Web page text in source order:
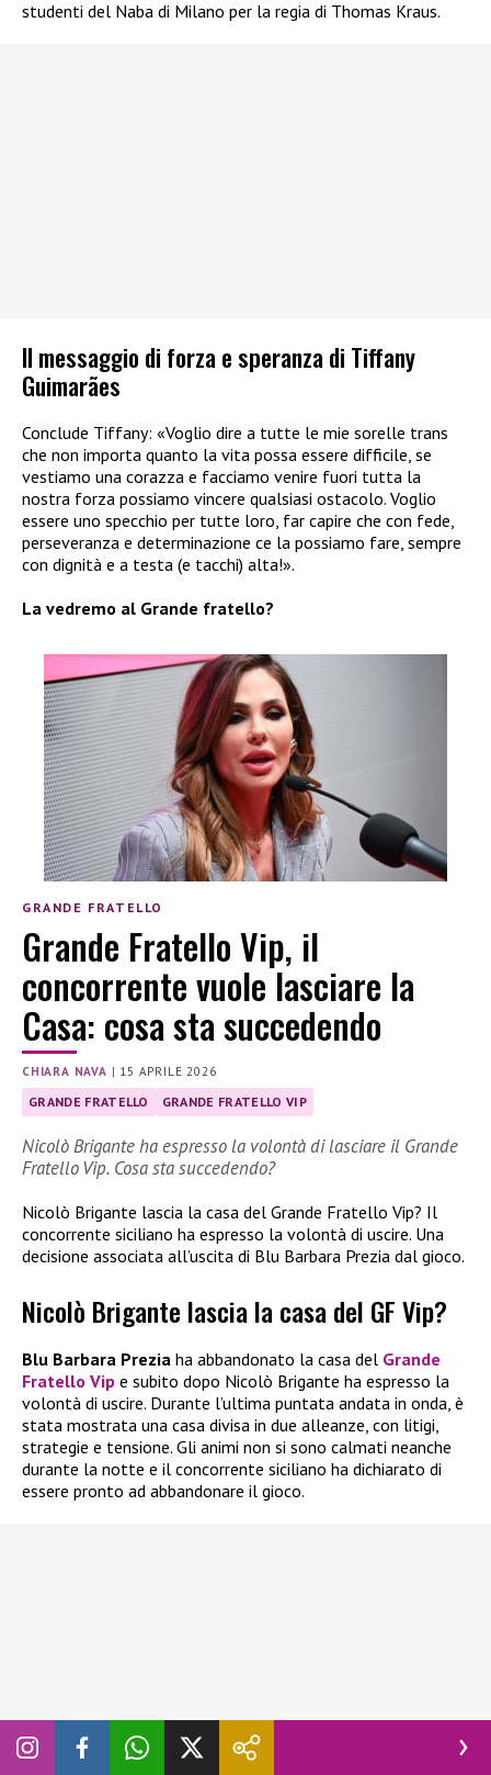
studenti del Naba di Milano per la regia di Thomas Kraus.
Il messaggio di forza e speranza di Tiffany
Guimarães
Conclude Tiffany: «Voglio dire a tutte le mie sorelle trans
che non importa quanto la vita possa essere difficile, se
vestiamo una corazza e facciamo venire fuori tutta la
nostra forza possiamo vincere qualsiasi ostacolo. Voglio
essere uno specchio per tutte loro, far capire che con fede,
perseveranza e determinazione ce la possiamo fare, sempre
con dignità e a testa (e tacchi) alta!».
La vedremo al Grande fratello?
GRANDE FRATELLO
Grande Fratello Vip, il
concorrente vuole lasciare la
Casa: cosa sta succedendo
CHIARA NAVA | 15 APRILE 2026
GRANDE FRATELLO GRANDE FRATELLO VIP
Nicolò Brigante ha espresso la volontà di lasciare il Grande
Fratello Vip. Cosa sta succedendo?
Nicolò Brigante lascia la casa del Grande Fratello Vip? Il
concorrente siciliano ha espresso la volontà di uscire. Una
decisione associata all’uscita di Blu Barbara Prezia dal gioco.
Nicolò Brigante lascia la casa del GF Vip?
Blu Barbara Prezia ha abbandonato la casa del Grande
Fratello Vip e subito dopo Nicolò Brigante ha espresso la
volontà di uscire. Durante l’ultima puntata andata in onda, è
stata mostrata una casa divisa in due alleanze, con litigi,
strategie e tensione. Gli animi non si sono calmati neanche
durante la notte e il concorrente siciliano ha dichiarato di
essere pronto ad abbandonare il gioco.